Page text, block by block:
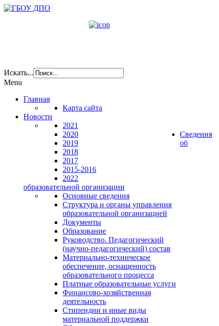
Искать...
Menu
Главная
Карта сайта
Новости
2021
2020
2019
2018
2017
2015-2016
2022
Сведения
об
образовательной организации
Основные сведения
Структура и органы управления
образовательной организацией
Документы
Образование
Руководство. Педагогический
(научно-педагогический) состав
Материально-техническое
обеспечение, оснащенность
образовательного процесса
Платные образовательные услуги
Финансово-хозяйственная
деятельность
Стипендии и иные виды
материальной поддержки